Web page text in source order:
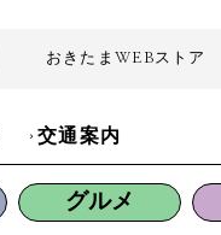
おきたま WEBストア
交通案内
グルメ